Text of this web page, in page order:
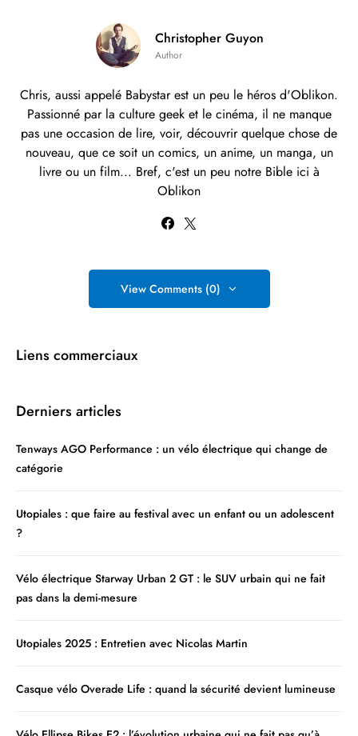
Christopher Guyon
Author
Chris, aussi appelé Babystar est un peu le héros d'Oblikon.
Passionné par la culture geek et le cinéma, il ne manque
pas une occasion de lire, voir, découvrir quelque chose de
nouveau, que ce soit un comics, un anime, un manga, un
livre ou un film... Bref, c'est un peu notre Bible ici à
Oblikon
View Comments (0)
Liens commerciaux
Derniers articles
Tenways AGO Performance : un vélo électrique qui change de
catégorie
Utopiales : que faire au festival avec un enfant ou un adolescent
?
Vélo électrique Starway Urban 2 GT : le SUV urbain qui ne fait
pas dans la demi-mesure
Utopiales 2025 : Entretien avec Nicolas Martin
Casque vélo Overade Life : quand la sécurité devient lumineuse